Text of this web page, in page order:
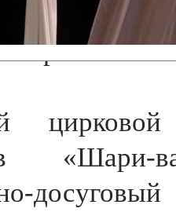
цирковой